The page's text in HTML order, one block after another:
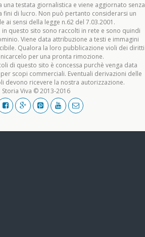
testata giornalistica e viene aggiornato senza
fini di lucro. Non può pertanto considerarsi un
sensi della legge n.62 del 7.03.2001.
in questo sito sono raccolti in rete e sono quindi
Viene data attribuzione a testi e immagini
Qualora la loro pubblicazione violi dei diritti
per una pronta rimozione.
di questo sito è concessa purchè venga data
scopi commerciali. Eventuali derivazioni delle
devono ricevere la nostra autorizzazione.
Storia Viva © 2013-2016